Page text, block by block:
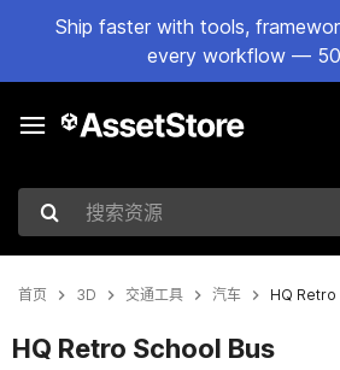
Ship faster with tools,
every workflow —
搜索资源
首页 3D 交通工具 汽车 HQ
HQ Retro School Bus